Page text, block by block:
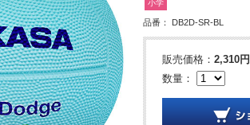
小学
品番： DB2D-SR-BL
販売価格： 2,310円
数量：